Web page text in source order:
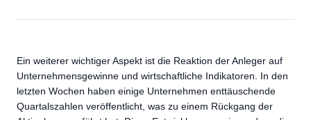
Ein weiterer wichtiger Aspekt ist die Reaktion der Anleger auf
Unternehmensgewinne und wirtschaftliche Indikatoren. In den
letzten Wochen haben einige Unternehmen enttäuschende
Quartalszahlen veröffentlicht, was zu einem Rückgang der